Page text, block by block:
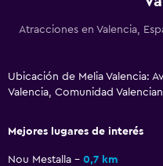
Comedor
Tetera eléctrica
Utensilios de cocina
Restaurante
Atracciones en Valencia,
Ubicación de Melia Valencia:
Valencia, Comunidad
Mejores lugares de interés
Nou Mestalla 0,7 km